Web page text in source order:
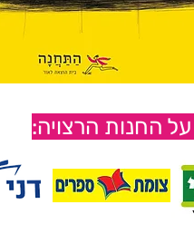
החנות הרצויה: